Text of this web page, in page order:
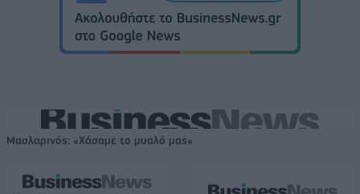
Μασλαρινός: «Χάσαμε το μυαλό μας»